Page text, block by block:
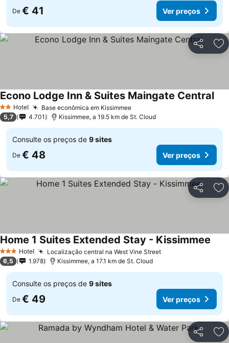
De € 41 Ver preços
Partilhar
2 Estrelas
Hotel Base econômica em KissimmeeVer preços
Econo Lodge Inn & Suites Maingate Central
5,7 4.701 Kissimmee, a 19.5 km de St. Cloud
Consulte os preços de 9 sites
De € 48 Ver preços
Partilhar
3 EstrelasHotel Localização central na West Vine StreetVer preços
Home 1 Suites Extended Stay - Kissimmee
6,5 1.978 Kissimmee, a 17.1 km de St. Cloud
Consulte os preços de 9 sites
De € 49 Ver preços
Partilhar